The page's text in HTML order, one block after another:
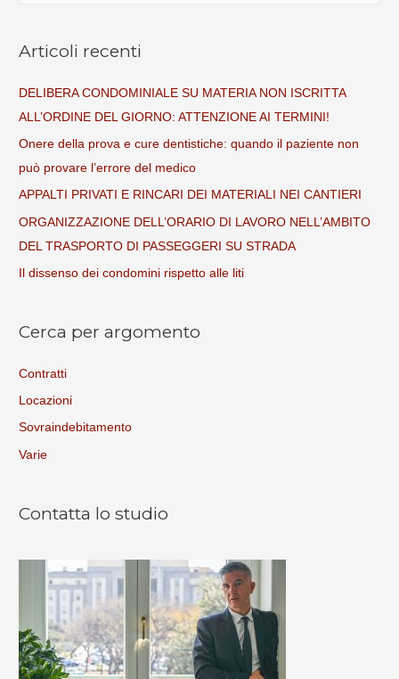
Articoli recenti
DELIBERA CONDOMINIALE SU MATERIA NON ISCRITTA
ALL’ORDINE DEL GIORNO: ATTENZIONE AI TERMINI!
Onere della prova e cure dentistiche: quando il paziente non
può provare l’errore del medico
APPALTI PRIVATI E RINCARI DEI MATERIALI NEI CANTIERI
ORGANIZZAZIONE DELL’ORARIO DI LAVORO NELL’AMBITO
DEL TRASPORTO DI PASSEGGERI SU STRADA
Il dissenso dei condomini rispetto alle liti
Cerca per argomento
Contratti
Locazioni
Sovraindebitamento
Varie
Contatta lo studio